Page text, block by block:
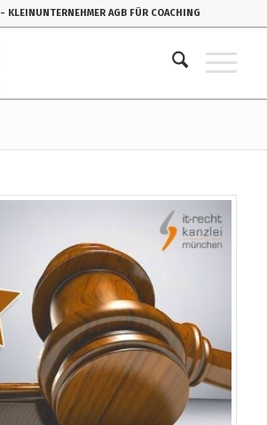
- KLEINUNTERNEHMER AGB FÜR COACHING